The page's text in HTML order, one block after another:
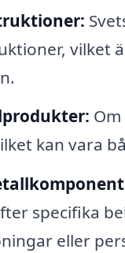
vilket
kan vara
specifika
eller